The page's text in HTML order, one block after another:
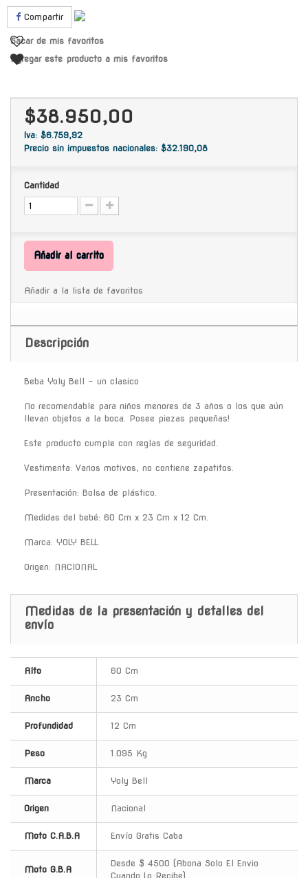
Compartir
Sacar de mis favoritos
Agregar este producto a mis favoritos
$38.950,00
Iva: $6.759,92
Precio sin impuestos nacionales: $32.190,08
Cantidad
Añadir al carrito
Añadir a la lista de favoritos
Descripción
Beba Yoly Bell - un clasico
No recomendable para niños menores de 3 años o los que aún
llevan objetos a la boca. Posee piezas pequeñas!
Este producto cumple con reglas de seguridad.
Vestimenta: Varios motivos, no contiene zapatitos.
Presentación: Bolsa de plástico.
Medidas del bebé: 60 Cm x 23 Cm x 12 Cm.
Marca: YOLY BELL
Origen: NACIONAL
Medidas de la presentación y detalles del
envío
Alto 60 Cm
Ancho 23 Cm
Profundidad 12 Cm
Peso 1.095 Kg
Marca Yoly Bell
Origen Nacional
Moto C.A.B.A Envío Gratis Caba
Moto G.B.A
Desde $ 4500 (Abona Solo El Envio
Cuando Lo Recibe)